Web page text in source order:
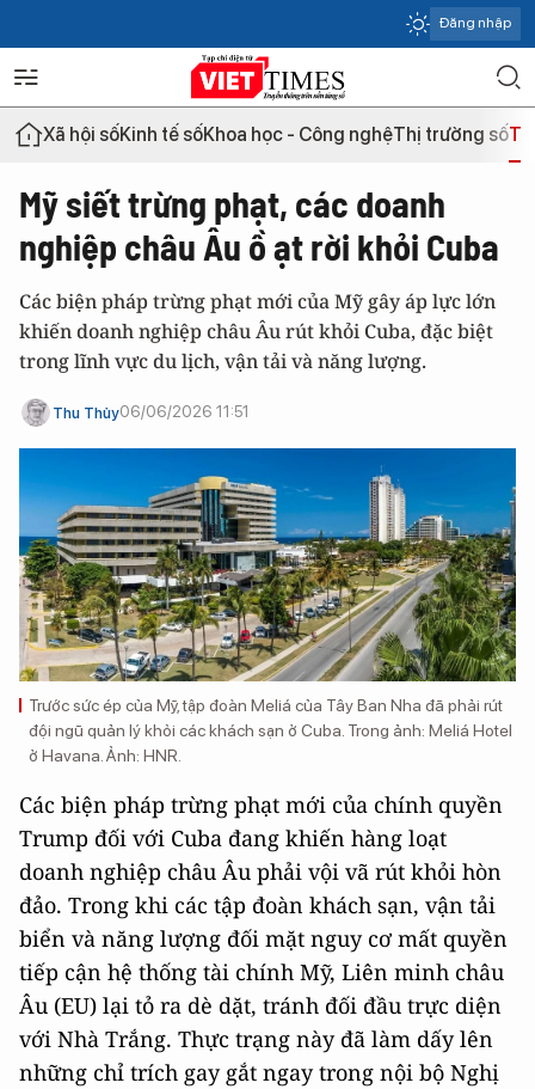
Đăng nhập
Xã hội sốKinh tế sốKhoa học - Công nghệThị trường số
Mỹ siết trừng phạt, các doanh
nghiệp châu Âu ồ ạt rời khỏi Cuba
Các biện pháp trừng phạt mới của Mỹ gây áp lực lớn
khiến doanh nghiệp châu Âu rút khỏi Cuba, đặc biệt
trong lĩnh vực du lịch, vận tải và năng lượng.
Thu Thủy06/06/2026 11:51
Trước sức ép của Mỹ, tập đoàn Meliá của Tây Ban Nha đã phải rút
đội ngũ quản lý khỏi các khách sạn ở Cuba. Trong ảnh: Meliá Hotel
ở Havana. Ảnh: HNR.
Các biện pháp trừng phạt mới của chính quyền
Trump đối với Cuba đang khiến hàng loạt
doanh nghiệp châu Âu phải vội vã rút khỏi hòn
đảo. Trong khi các tập đoàn khách sạn, vận tải
biển và năng lượng đối mặt nguy cơ mất quyền
tiếp cận hệ thống tài chính Mỹ, Liên minh châu
Âu (EU) lại tỏ ra dè dặt, tránh đối đầu trực diện
với Nhà Trắng. Thực trạng này đã làm dấy lên
những chỉ trích gay gắt ngay trong nội bộ Nghị